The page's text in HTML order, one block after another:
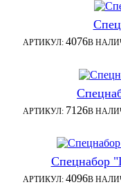
АРТИКУЛ: 4076В
АРТИКУЛ: 7126В
Спецнабор
АРТИКУЛ: 4096В